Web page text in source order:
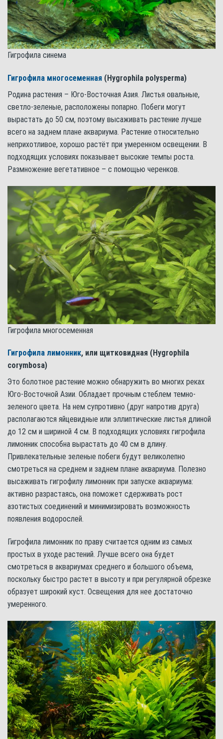
Гигрофила синема
Гигрофила многосеменная (Hygrophila polysperma)
Родина растения – Юго-Восточная Азия. Листья овальные,
светло-зеленые, расположены попарно. Побеги могут
вырастать до 50 см, поэтому высаживать растение лучше
всего на заднем плане аквариума. Растение относительно
неприхотливое, хорошо растёт при умеренном освещении. В
подходящих условиях показывает высокие темпы роста.
Размножение вегетативное – с помощью черенков.
Гигрофила многосеменная
Гигрофила лимонник, или щитковидная (Hygrophila
corymbosa)
Это болотное растение можно обнаружить во многих реках
Юго-Восточной Азии. Обладает прочным стеблем темно-
зеленого цвета. На нем супротивно (друг напротив друга)
располагаются яйцевидные или эллиптические листья длиной
до 12 см и шириной 4 см. В подходящих условиях гигрофила
лимонник способна вырастать до 40 см в длину.
Привлекательные зеленые побеги будут великолепно
смотреться на среднем и заднем плане аквариума. Полезно
высаживать гигрофилу лимонник при запуске аквариума:
активно разрастаясь, она поможет сдерживать рост
азотистых соединений и минимизировать возможность
появления водорослей.
Гигрофила лимонник по праву считается одним из самых
простых в уходе растений. Лучше всего она будет
смотреться в аквариумах среднего и большого объема,
поскольку быстро растет в высоту и при регулярной обрезке
образует широкий куст. Освещения для нее достаточно
умеренного.